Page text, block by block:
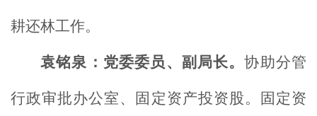
耕还林工作。
袁铭泉：党委委员、副局长。协助分管
行政审批办公室、固定资产投资股。固定资